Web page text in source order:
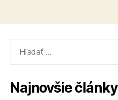
Najnovšie články